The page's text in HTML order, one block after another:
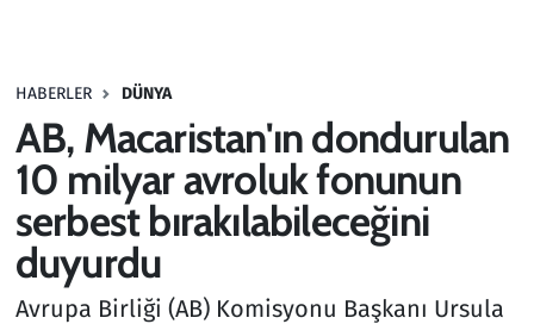
HABERLER DÜNYA
AB, Macaristan'ın dondurulan
10 milyar avroluk fonunun
serbest bırakılabileceğini
duyurdu
Avrupa Birliği (AB) Komisyonu Başkanı Ursula
Haber
Kültür Sanat
Kurumsal Haberler
Lezzet Durağı